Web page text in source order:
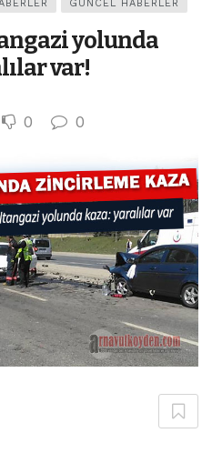
GÜNCEL HABERLER
yolunda
var!
0 0